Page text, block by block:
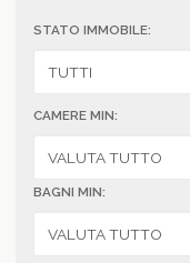
STATO IMMOBILE:
CAMERE MIN:
BAGNI MIN: